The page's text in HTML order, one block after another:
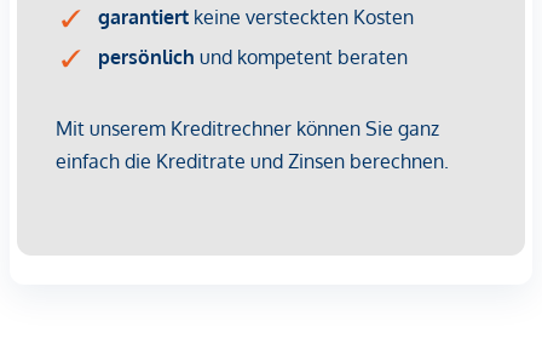
von oben belichtet und belüftet abgesetzten Atriumhöfe
aufgeweitet. PKW und Fahrradgarage, Müllraum und
der Ebene des Parks ermöglichen gute fußläufige
Zugänglichkeit aus allen Richtungen.